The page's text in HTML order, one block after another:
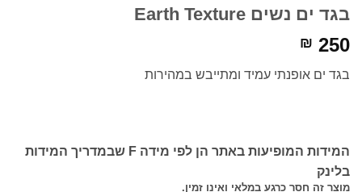
בגד ים נשים Earth Texture
₪ 250
בגד ים אופנתי עמיד ומתייבש במהירות
המידות המופיעות באתר הן לפי מידה F שבמדריך המידות
בלינק
מוצר זה חסר כרגע במלאי ואינו זמין.